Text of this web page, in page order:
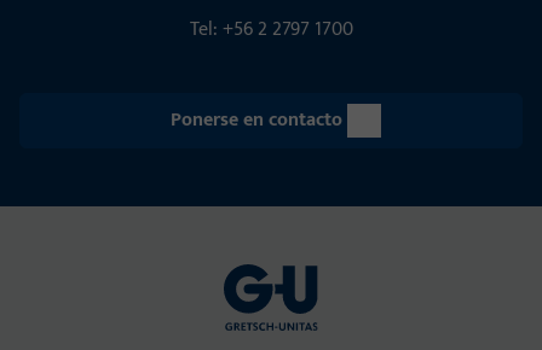
Tel: +56 2 2797 1700
Ponerse en contacto